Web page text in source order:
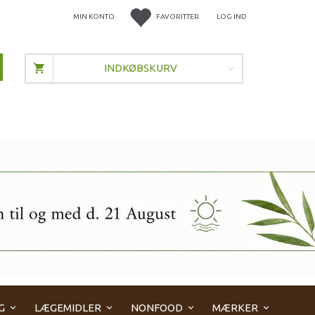
FAVORITTER LOG IND
MIN KONTO
INDKØBSKURV
LÆGEMIDLER NONFOOD MÆRKER